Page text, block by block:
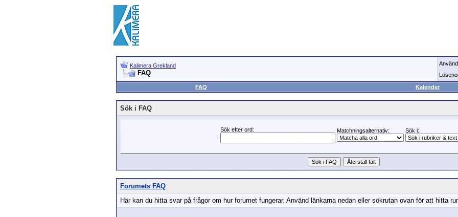
Kalimera Grekland
FAQ
FAQ
Kalender
Sök i FAQ
Sök efter ord: Matchningsalternativ: Sök i:
Forumets FAQ
Här kan du hitta svar på frågor om hur forumet fungerar. Använd länkarna nedan eller sökrutan ovan för att hitta